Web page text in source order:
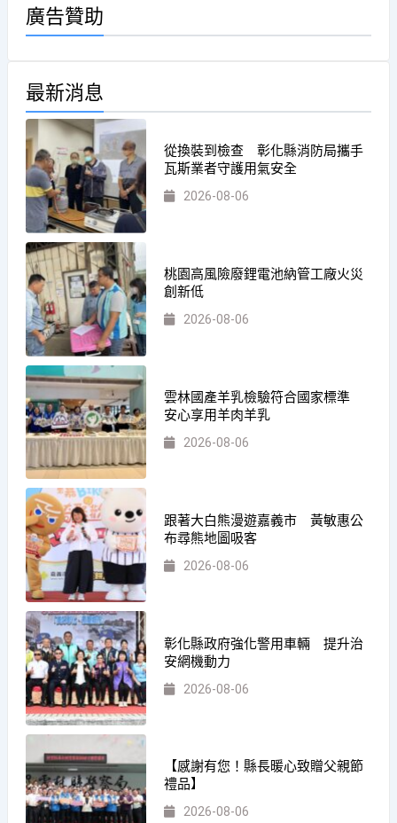
廣告贊助
最新消息
從換裝到檢查 彰化縣消防局攜手
瓦斯業者守護用氣安全
2026-08-06
桃園高風險廢鋰電池納管工廠火災
創新低
2026-08-06
雲林國產羊乳檢驗符合國家標準
安心享用羊肉羊乳
2026-08-06
跟著大白熊漫遊嘉義市 黃敏惠公
布尋熊地圖吸客
2026-08-06
彰化縣政府強化警用車輛 提升治
安網機動力
2026-08-06
【感謝有您！縣長暖心致贈父親節
禮品】
2026-08-06